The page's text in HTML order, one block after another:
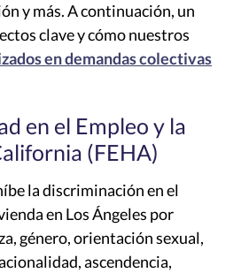
y más. A continuación, un
clave y cómo nuestros
en demandas colectivas
en el Empleo y la
(FEHA)
la discriminación en el
en Los Ángeles por
género, orientación sexual,
ascendencia,